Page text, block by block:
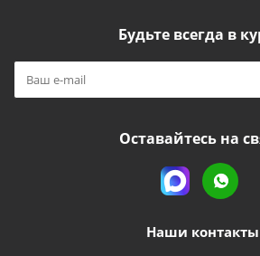
Будьте всегда в
Оставайтесь на
Наши контакты